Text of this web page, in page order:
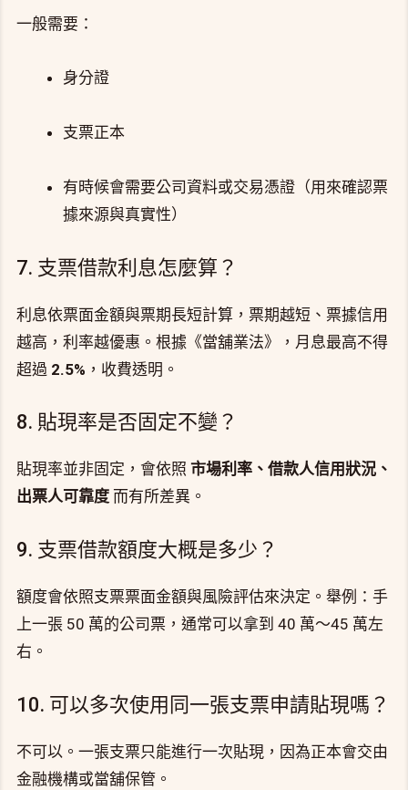
一般需要：
身分證
支票正本
有時候會需要公司資料或交易憑證（用來確認票
據來源與真實性）
7. 支票借款利息怎麼算？
利息依票面金額與票期長短計算，票期越短、票據信用
越高，利率越優惠。根據《當舖業法》，月息最高不得
超過 2.5% ，收費透明。
8. 貼現率是否固定不變？
貼現率並非固定，會依照 市場利率、借款人信用狀況、
出票人可靠度 而有所差異。
9. 支票借款額度大概是多少？
額度會依照支票票面金額與風險評估來決定。舉例：手
上一張 50 萬的公司票，通常可以拿到 40 萬～45 萬左
右。
10. 可以多次使用同一張支票申請貼現嗎？
不可以。一張支票只能進行一次貼現，因為正本會交由
金融機構或當舖保管。